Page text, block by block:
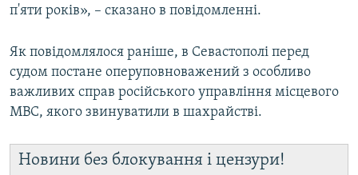
п'яти років», – сказано в повідомленні.
Як повідомлялося раніше, в Севастополі перед
судом постане оперуповноважений з особливо
важливих справ російського управління місцевого
МВС, якого звинуватили в шахрайстві.
Новини без блокування і цензури!